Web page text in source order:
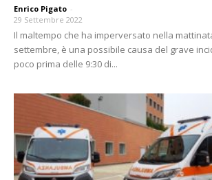
Enrico Pigato -
29 Settembre 2022
Il maltempo che ha imperversato nella
settembre, è una possibile causa del grave
poco prima delle 9:30 di...